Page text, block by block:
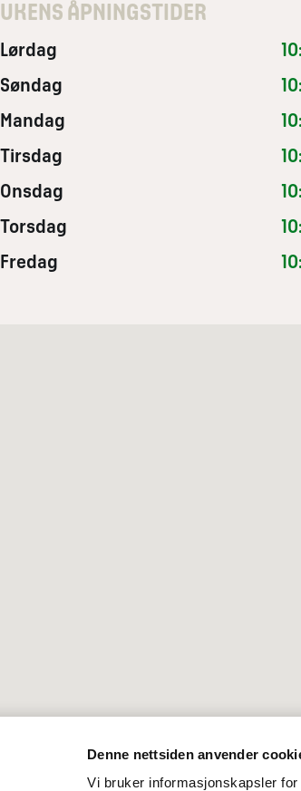
Denne nettsiden anvender
Vi bruker informasjonskapsler
UKENS ÅPNINGSTIDER
Lørdag
Søndag
Mandag
Tirsdag
Onsdag
Torsdag
Fredag